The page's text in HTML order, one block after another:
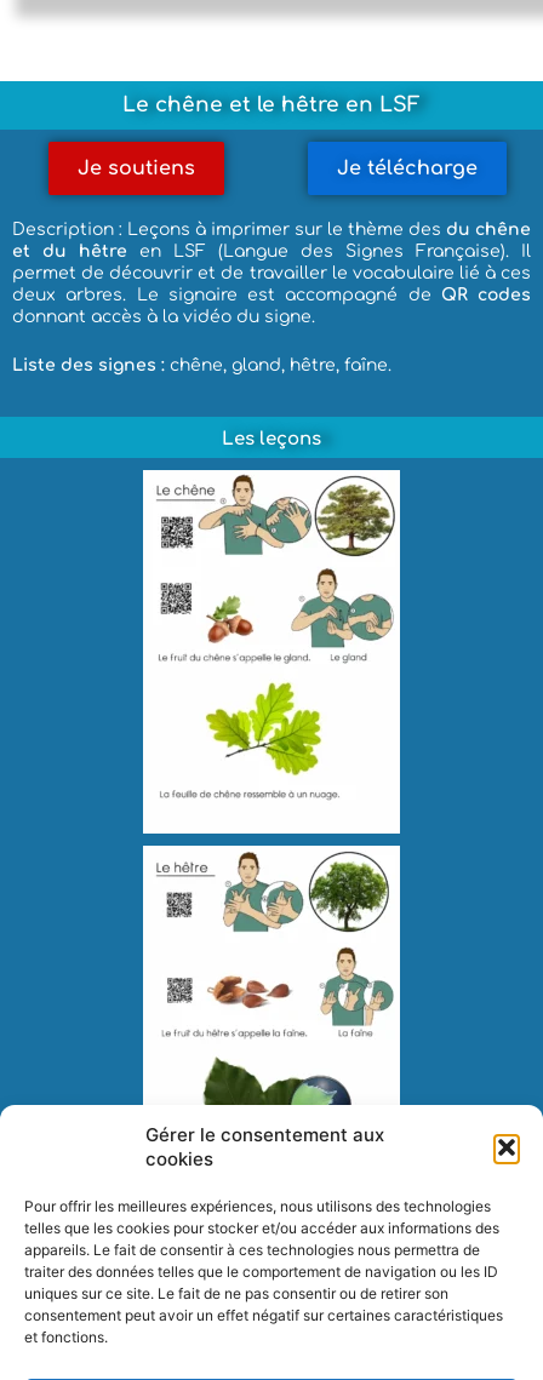
Gérer le consentement aux
cookies
Pour offrir les meilleures expériences, nous utilisons des technologies
telles que les cookies pour stocker et/ou accéder aux informations des
appareils. Le fait de consentir à ces technologies nous permettra de
traiter des données telles que le comportement de navigation ou les ID
uniques sur ce site. Le fait de ne pas consentir ou de retirer son
consentement peut avoir un effet négatif sur certaines caractéristiques
et fonctions.
Le chêne et le hêtre en LSF
Je soutiens Je télécharge
Description : Leçons à imprimer sur le thème des du chêne
et du hêtre en LSF (Langue des Signes Française). Il
permet de découvrir et de travailler le vocabulaire lié à ces
deux arbres. Le signaire est accompagné de QR codes
donnant accès à la vidéo du signe.
Liste des signes : chêne, gland, hêtre, faîne.
Les leçons
Documents à imprimer et vidéos réalisés par